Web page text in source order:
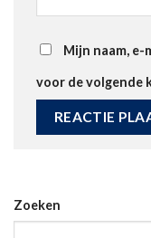
Mijn naam, e-
voor de volgende
Zoeken